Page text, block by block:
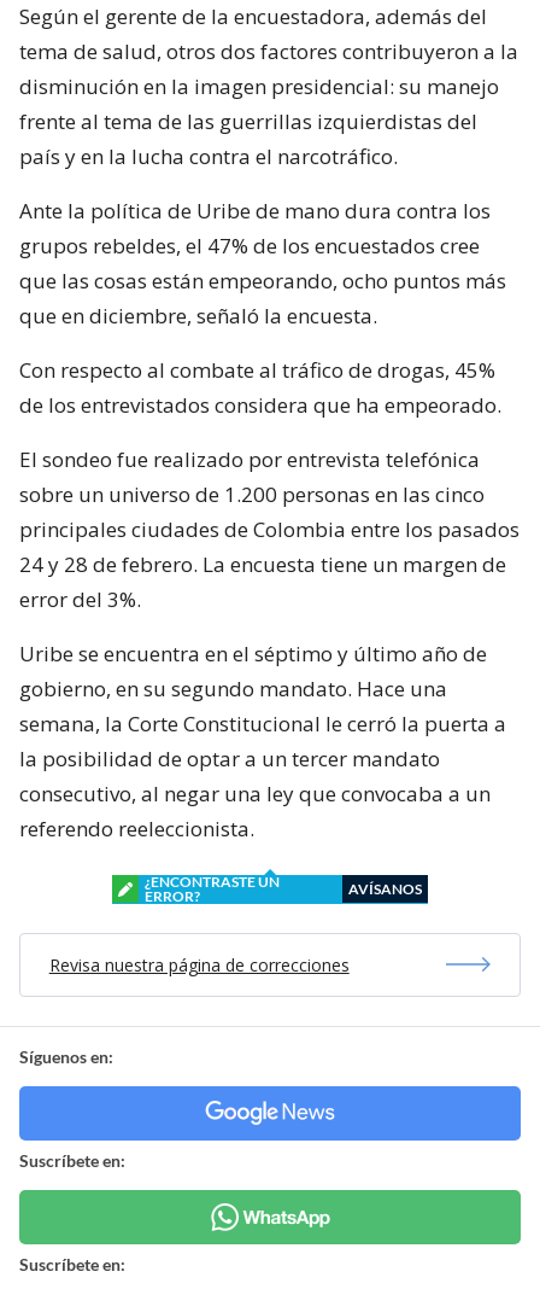
Según el gerente de la encuestadora, además del
tema de salud, otros dos factores contribuyeron a la
disminución en la imagen presidencial: su manejo
frente al tema de las guerrillas izquierdistas del
país y en la lucha contra el narcotráfico.
Ante la política de Uribe de mano dura contra los
grupos rebeldes, el 47% de los encuestados cree
que las cosas están empeorando, ocho puntos más
que en diciembre, señaló la encuesta.
Con respecto al combate al tráfico de drogas, 45%
de los entrevistados considera que ha empeorado.
El sondeo fue realizado por entrevista telefónica
sobre un universo de 1.200 personas en las cinco
principales ciudades de Colombia entre los pasados
24 y 28 de febrero. La encuesta tiene un margen de
error del 3%.
Uribe se encuentra en el séptimo y último año de
gobierno, en su segundo mandato. Hace una
semana, la Corte Constitucional le cerró la puerta a
la posibilidad de optar a un tercer mandato
consecutivo, al negar una ley que convocaba a un
referendo reeleccionista.
¿ENCONTRASTE UN
ERROR?
AVÍSANOS
Revisa nuestra página de correcciones
Síguenos en:
Suscríbete en:
Suscríbete en: